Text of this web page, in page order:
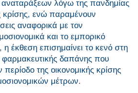
λόγω της πανδημίας
κρίσης, ενώ παραμένουν
αναφορικά με τον
και το εμπορικό
η έκθεση επισημαίνει το κενό στη
δαπάνης που
της οικονομικής κρίσης
μέτρων.